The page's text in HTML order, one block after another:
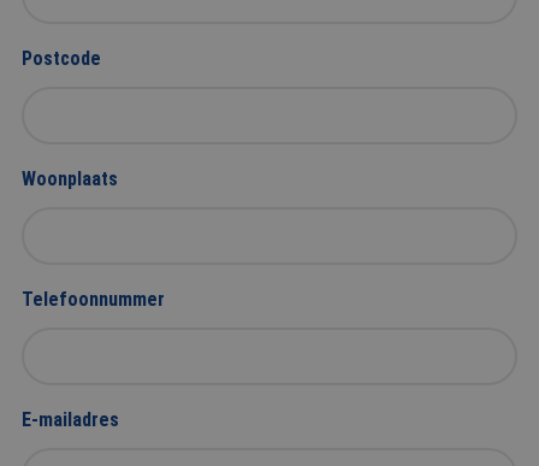
Postcode
Woonplaats
Telefoonnummer
E-mailadres